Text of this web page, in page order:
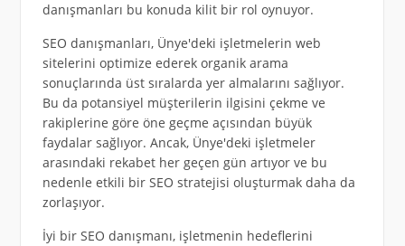
danışmanları bu konuda kilit bir rol oynuyor.
SEO danışmanları, Ünye'deki işletmelerin web
sitelerini optimize ederek organik arama
sonuçlarında üst sıralarda yer almalarını sağlıyor.
Bu da potansiyel müşterilerin ilgisini çekme ve
rakiplerine göre öne geçme açısından büyük
faydalar sağlıyor. Ancak, Ünye'deki işletmeler
arasındaki rekabet her geçen gün artıyor ve bu
nedenle etkili bir SEO stratejisi oluşturmak daha da
zorlaşıyor.
İyi bir SEO danışmanı, işletmenin hedeflerini